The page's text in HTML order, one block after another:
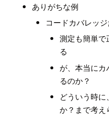
ありがちな例
コードカバレッ
測定も簡単で
る
が、本当に
るのか？
どういう時
か？まで考え